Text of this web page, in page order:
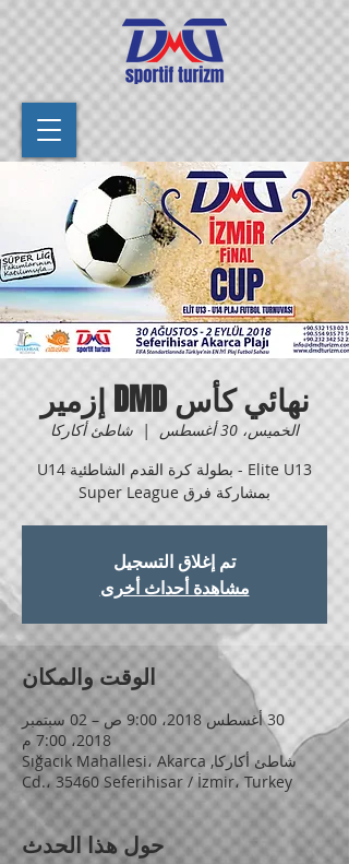
نهائي كأس DMD إزمير
الخميس، 30 أغسطس
  |
شاطئ أكاركا
Elite U13 - بطولة كرة القدم الشاطئية U14
بمشاركة فرق Super League
تم إغلاق التسجيل
مشاهدة أحداث أخرى
الوقت والمكان
30 أغسطس 2018، 9:00 ص – 02 سبتمبر
2018، 7:00 م
شاطئ أكاركا, Sığacık Mahallesi، Akarca
Cd.، 35460 Seferihisar / İzmir، Turkey
حول هذا الحدث